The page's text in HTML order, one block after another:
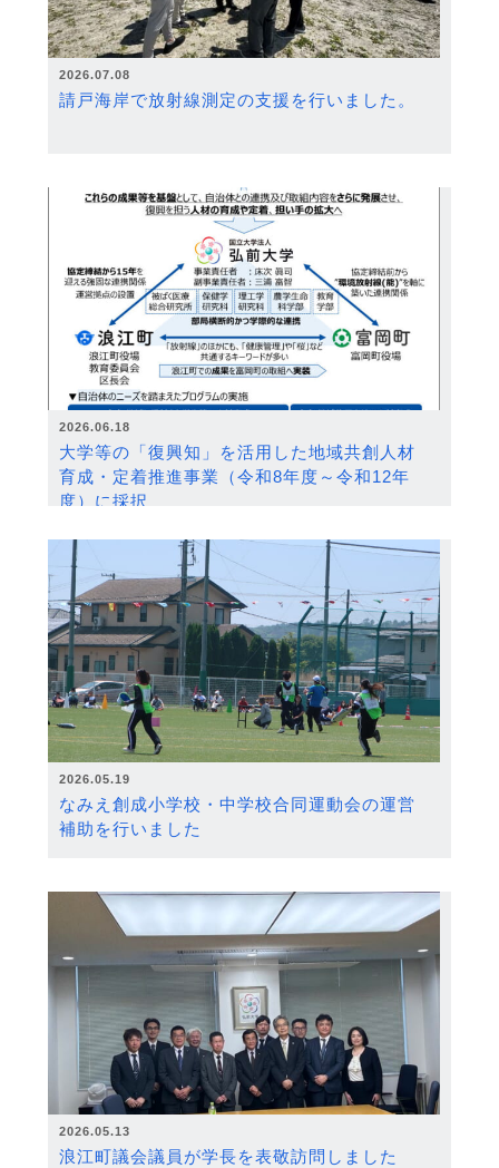
2026.07.08
請戸海岸で放射線測定の支援を行いました。
2026.06.18
大学等の「復興知」を活用した地域共創人材
育成・定着推進事業（令和8年度～令和12年
度）に採択
2026.05.19
なみえ創成小学校・中学校合同運動会の運営
補助を行いました
2026.05.13
浪江町議会議員が学長を表敬訪問しました